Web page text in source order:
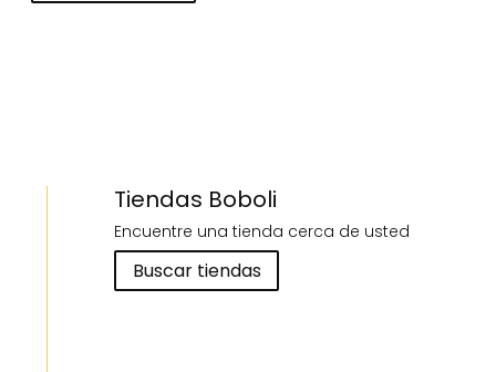
Tiendas Boboli
Encuentre una tienda cerca de usted
Buscar tiendas